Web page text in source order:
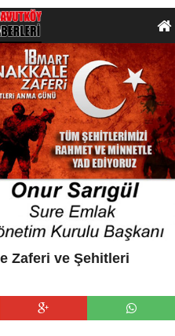
Zaferi ve Şehitleri